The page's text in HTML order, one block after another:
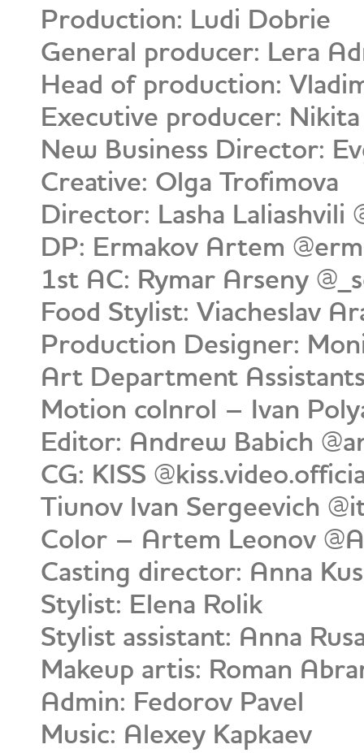
Production: Ludi Dobrie
General producer: Lera
Head of production:
Executive producer:
New Business Director:
Creative: Olga Trofimova
Director: Lasha Laliashvili
DP: Ermakov Artem
1st AC: Rymar Arseny
Food Stylist: Viacheslav
Production Designer:
Art Department
Motion colnrol – Ivan
Editor: Andrew Babich
CG: KISS
Tiunov Ivan Sergeevich
Color – Artem Leonov
Casting director: Anna
Stylist: Elena Rolik
Stylist assistant: Anna
Makeup artis: Roman
Admin: Fedorov Pavel
Music: Alexey Kapkaev